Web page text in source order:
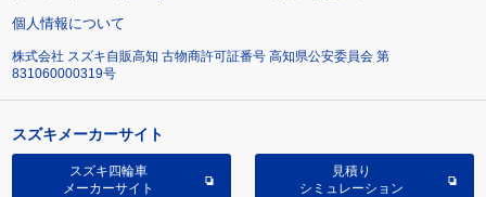
個人情報について
株式会社 スズキ自販高知 古物商許可証番号 高知県公安委員会 第
831060000319号
スズキメーカーサイト
スズキ四輪車
メーカーサイト
見積り
シミュレーション